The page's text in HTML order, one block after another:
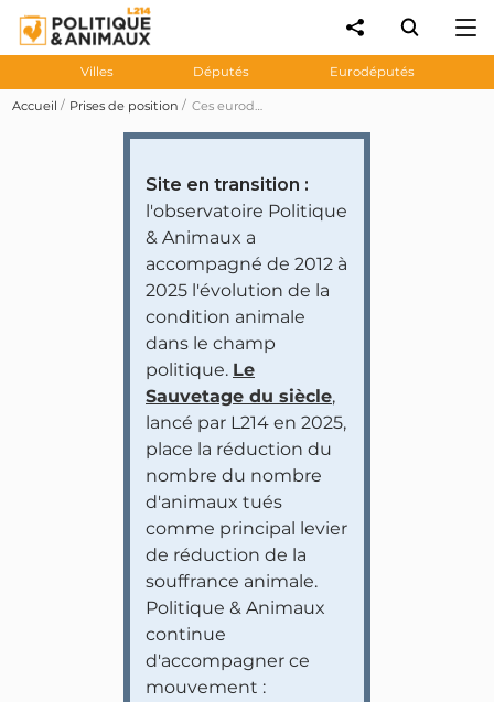
Villes Députés Eurodéputés
Accueil Prises de position Ces eurodéputés ont voté pour l'amendement 11 visant à limiter les sennes de fond, les filets dérivants et les DCP (rejeté)
Site en transition :
l'observatoire Politique
& Animaux a
accompagné de 2012 à
2025 l'évolution de la
condition animale
dans le champ
politique. Le
Sauvetage du siècle,
lancé par L214 en 2025,
place la réduction du
nombre du nombre
d'animaux tués
comme principal levier
de réduction de la
souffrance animale.
Politique & Animaux
continue
d'accompagner ce
mouvement :